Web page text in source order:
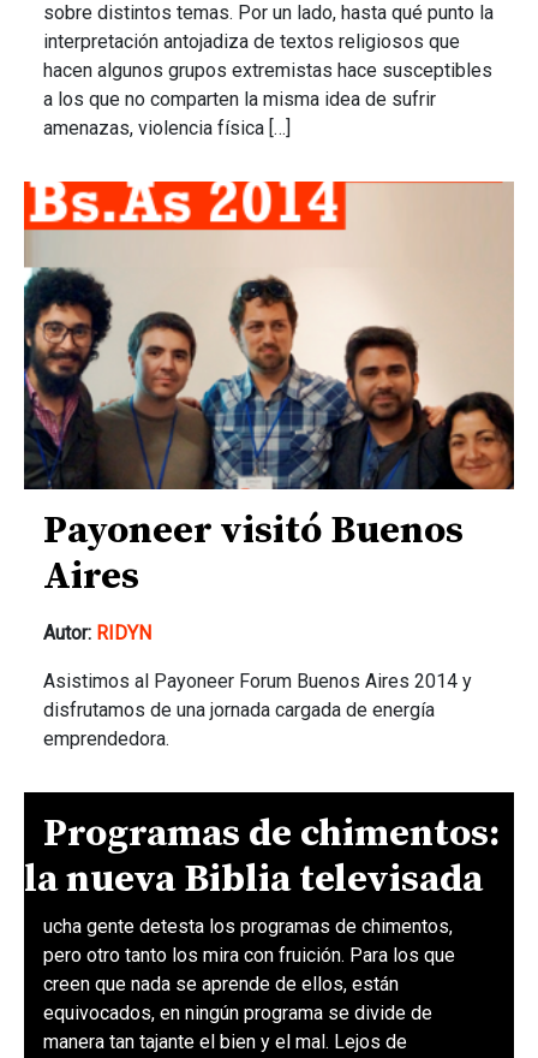
sobre distintos temas. Por un lado, hasta qué punto la
interpretación antojadiza de textos religiosos que
hacen algunos grupos extremistas hace susceptibles
a los que no comparten la misma idea de sufrir
amenazas, violencia física […]
Payoneer visitó Buenos
Aires
Autor: RIDYN
Asistimos al Payoneer Forum Buenos Aires 2014 y
disfrutamos de una jornada cargada de energía
emprendedora.
Programas de chimentos:
la nueva Biblia televisada
ucha gente detesta los programas de chimentos,
pero otro tanto los mira con fruición. Para los que
creen que nada se aprende de ellos, están
equivocados, en ningún programa se divide de
manera tan tajante el bien y el mal. Lejos de